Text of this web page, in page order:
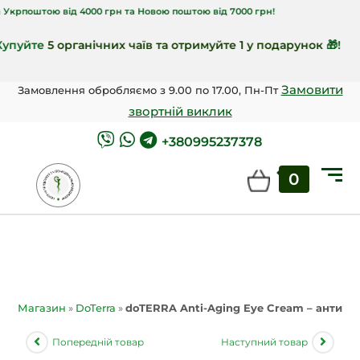
від 4000 грн та Новою поштою від 7000 грн!
5 органічних чаїв та отримуйте 1 у подарунок🎁!
Замовлення обробляємо з 9.00 по 17.00, Пн-ПтЗамовити
звортній виклик
+380995237378
0
Магазин » DoTerra »doTERRA Anti-Aging Eye Cream –
Попередній товар Наступний товар